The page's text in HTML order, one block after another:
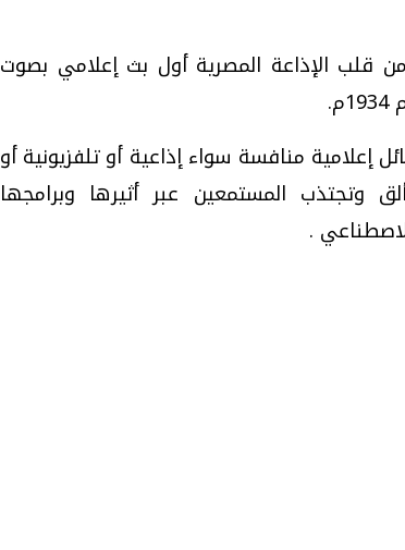
قلب الإذاعة المصرية أول بث إعلامي بصوت
وسائل إعلامية منافسة سواء إذاعية أو تلفزيونية أو
وتجتذب المستمعين عبر أثيرها وبرامجها
.
دليلك للتنسيق الجامعي .. تساؤلات
وإجابات
السبت، 01 اغسطس 2026 10:25 ص